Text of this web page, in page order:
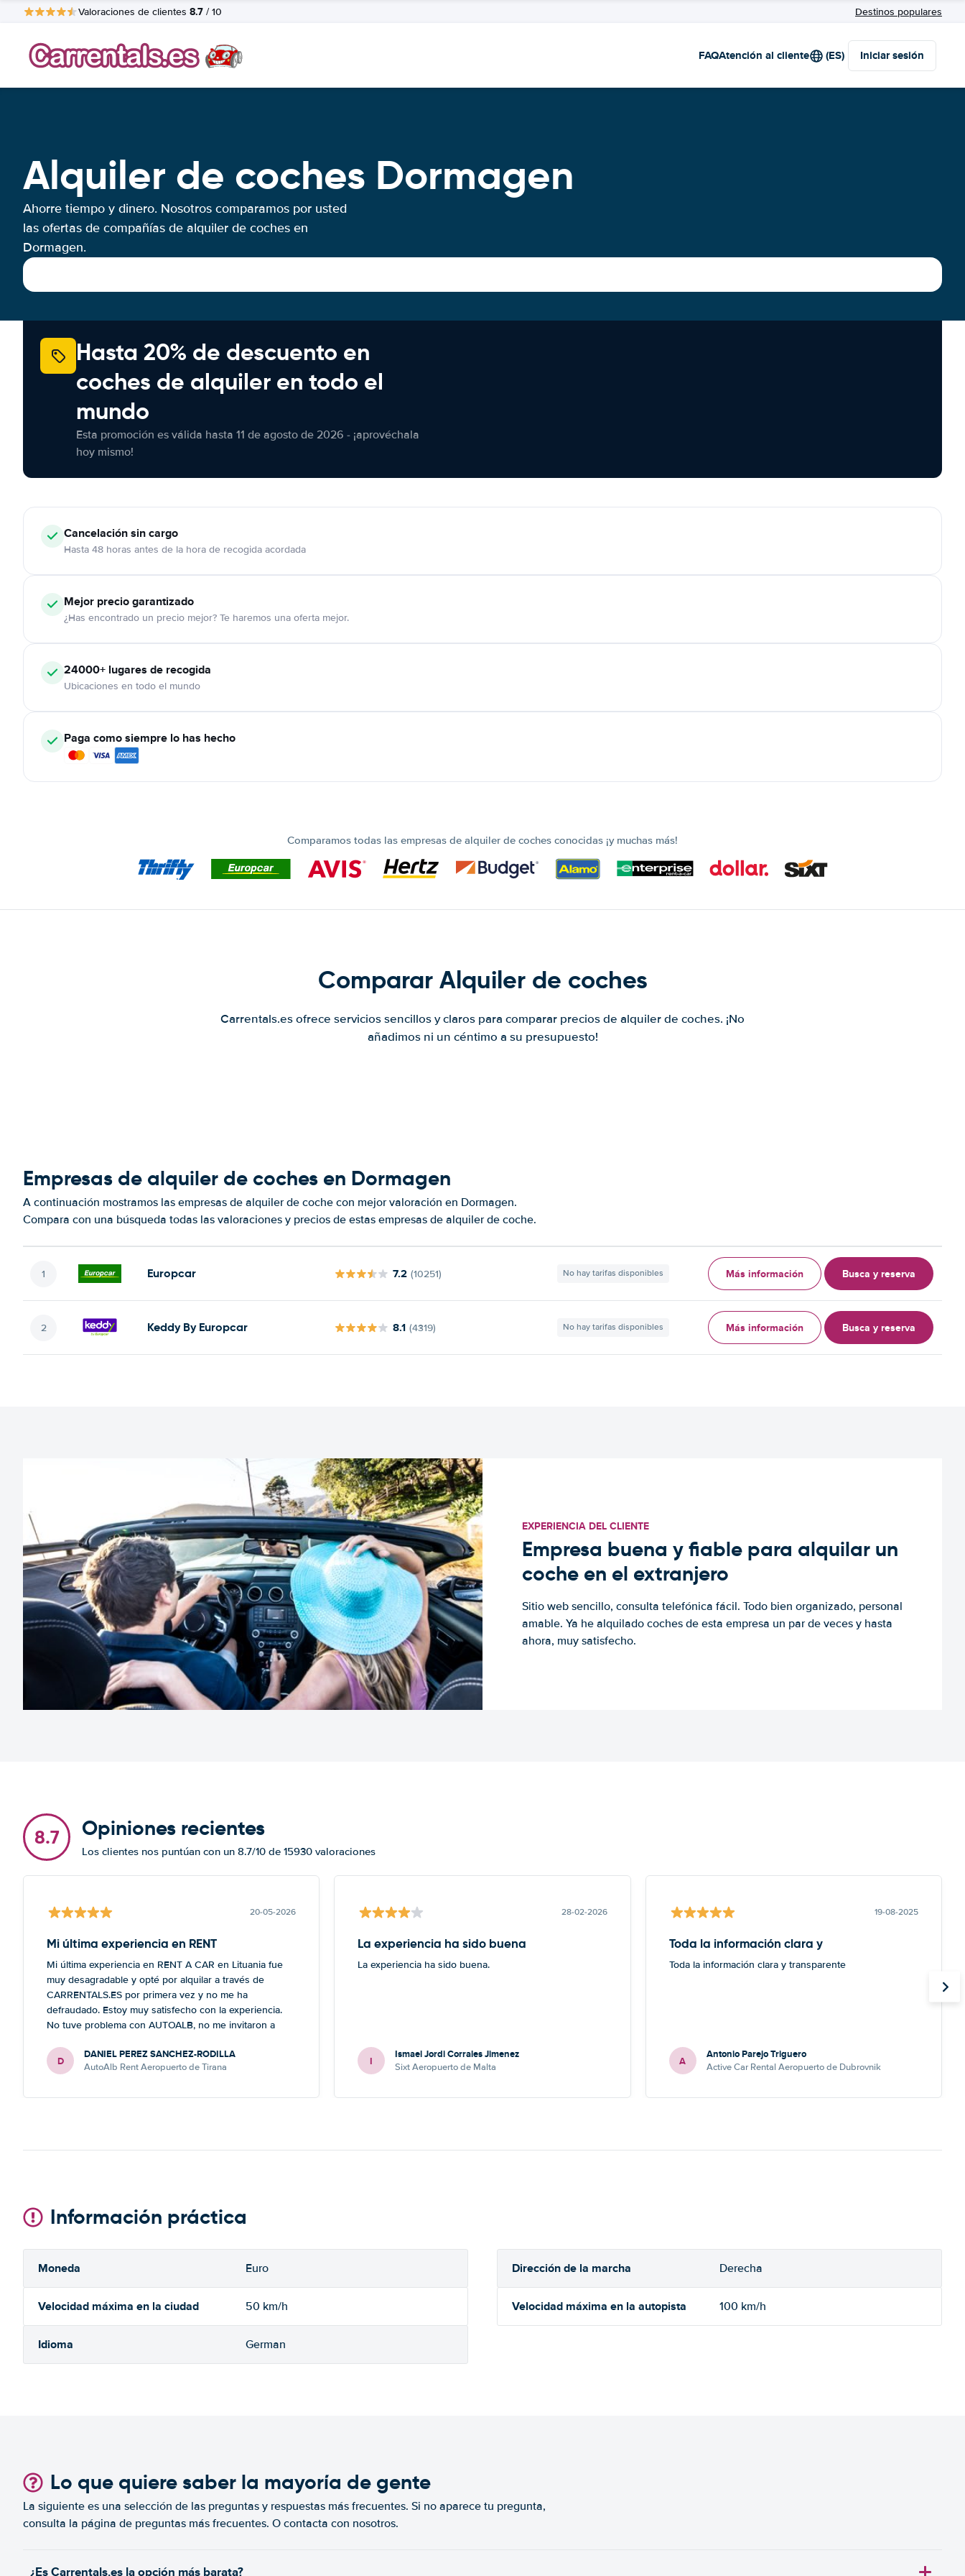
Valoraciones de clientes 8.7 / 10 Destinos populares
FAQAtención al cliente (ES) Iniciar sesión
Alquiler de coches Dormagen
Ahorre tiempo y dinero. Nosotros comparamos por usted
las ofertas de compañías de alquiler de coches en
Dormagen.
Hasta 20% de descuento en
coches de alquiler en todo el
mundo
Esta promoción es válida hasta 11 de agosto de 2026 - ¡aprovéchala
hoy mismo!
Cancelaciónsin cargo
Hasta 48 horas antes de la hora de recogida acordada
Mejor precio garantizado
¿Has encontrado un precio mejor? Te haremos una oferta mejor.
24000+ lugares de recogida
Ubicaciones en todo el mundo
Paga como siempre lo has hecho
Comparamos todas las empresas de alquiler de coches conocidas ¡y muchas más!
Comparar Alquiler de coches
Carrentals.es ofrece servicios sencillos y claros para comparar precios de alquiler de coches. ¡No
añadimos ni un céntimo a su presupuesto!
Empresas de alquiler de coches en Dormagen
A continuación mostramos las empresas de alquiler de coche con mejor valoración en Dormagen.
Compara con una búsqueda todas las valoraciones y precios de estas empresas de alquiler de coche.
Europcar 7.2 (10251) No hay tarifas disponibles Más información Busca y reserva
Keddy By Europcar 8.1 (4319) No hay tarifas disponibles Más información Busca y reserva
EXPERIENCIA DEL CLIENTE
Empresa buena y fiable para alquilar un
coche en el extranjero
Sitio web sencillo, consulta telefónica fácil. Todo bien organizado, personal
amable. Ya he alquilado coches de esta empresa un par de veces y hasta
ahora, muy satisfecho.
8.7 Opiniones recientes
Los clientes nos puntúan con un 8.7/10 de 15930 valoraciones
20-05-2026
Mi última experiencia en RENT
Mi última experiencia en RENT A CAR en Lituania fue
muy desagradable y opté por alquilar a través de
CARRENTALS.ES por primera vez y no me ha
defraudado. Estoy muy satisfecho con la experiencia.
No tuve problema con AUTOALB, no me invitaron a
mis anteriores viajes nunca había alquilado con
CARRENTALS y si mi próximo viaje tengo opción
gracias. RECOMIENDO CARRENTALS al menos para
D DANIEL PEREZ SANCHEZ-RODILLA
AutoAlb Rent Aeropuerto de Tirana
28-02-2026
La experiencia ha sido buena
La experiencia ha sido buena.
I Ismael Jordi Corrales Jimenez
Sixt Aeropuerto de Malta
19-08-2025
Toda la información clara y
Toda la información clara y transparente
A Antonio Parejo Triguero
Active Car Rental Aeropuerto de Dubrovnik
Información práctica
Moneda Euro Dirección de la marcha Derecha
Velocidad máxima en la ciudad 50 km/h Velocidad máxima en la autopista 100 km/h
Idioma German
Lo que quiere saber la mayoría de gente
La siguiente es una selección de las preguntas y respuestas más frecuentes. Si no aparece tu pregunta,
consulta la página de preguntas más frecuentes. O contacta con nosotros.
¿Es Carrentals.es la opción más barata?